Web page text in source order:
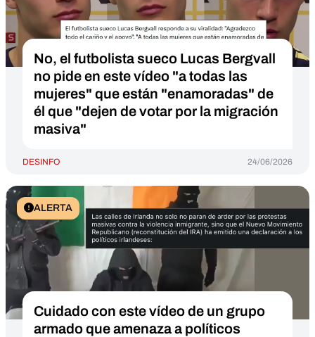
No, el futbolista sueco Lucas Bergvall
no pide en este vídeo "a todas las
mujeres" que están "enamoradas" de
él que "dejen de votar por la migración
masiva"
DESINFO 24/06/2026
ALERTA
Cuidado con este vídeo de un grupo
armado que amenaza a políticos